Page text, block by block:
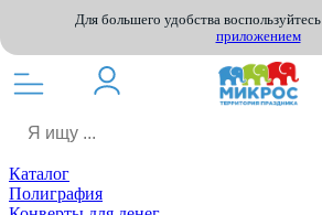
Для большего удобства воспользуйтесь
приложением
Каталог
Полиграфия